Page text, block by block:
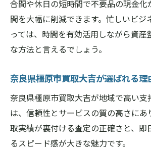
合間や休日の短時間で不要品の現金化
間を大幅に削減できます。忙しいビジ
っては、時間を有効活用しながら資産
な方法と言えるでしょう。
奈良県橿原市買取大吉が選ばれる理
奈良県橿原市買取大吉が地域で高い支
は、信頼性とサービスの質の高さにあ
取実績が裏付ける査定の正確さと、即
るスピード感が大きな魅力です。